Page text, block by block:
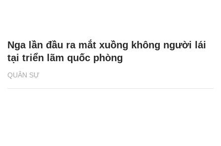
QUÂN SỰ
Nga lần đầu ra mắt xuồng không người lái
tại triển lãm quốc phòng